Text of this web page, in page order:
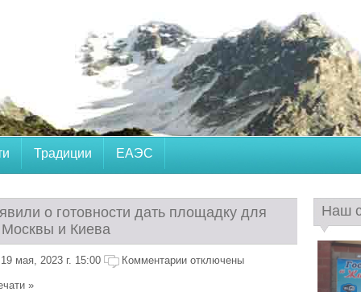
Традиции ЕАЭС
о готовности дать площадку для
Москвы и Киева
мая, 2023 г. 15:00 Комментарии отключены
»
Наш